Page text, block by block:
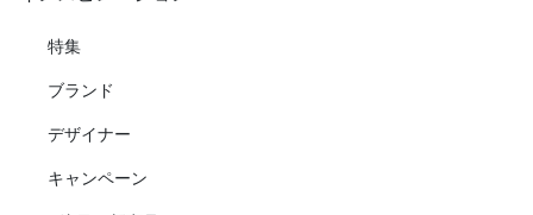
特集
ブランド
デザイナー
キャンペーン